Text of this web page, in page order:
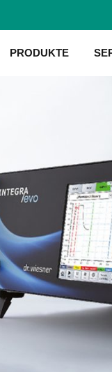
PRODUKTE